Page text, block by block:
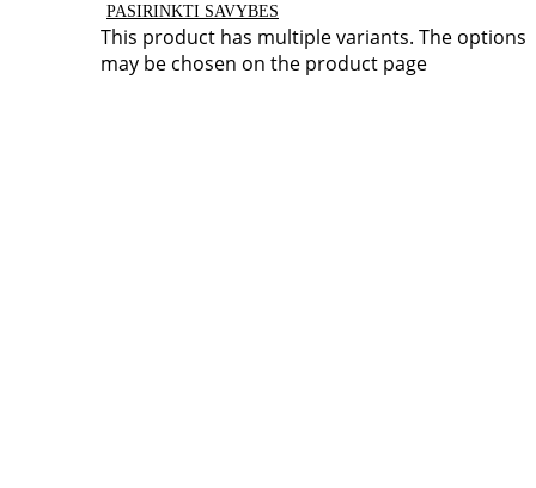
PASIRINKTI SAVYBES
This product has multiple variants. The options
may be chosen on the product page